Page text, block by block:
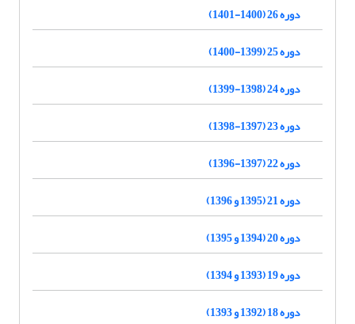
دوره 26 (1400-1401)
دوره 25 (1399-1400)
دوره 24 (1398-1399)
دوره 23 (1397-1398)
دوره 22 (1397-1396)
دوره 21 (1395 و 1396)
دوره 20 (1394 و 1395)
دوره 19 (1393 و 1394)
دوره 18 (1392 و 1393)